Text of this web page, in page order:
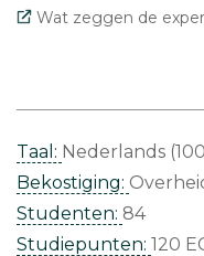
Wat zeggen de
Taal: Nederlands
Bekostiging:
Studenten: 84
Studiepunten: 120